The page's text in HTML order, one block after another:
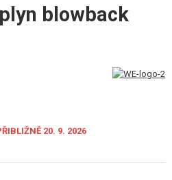
blowback
20. 9. 2026